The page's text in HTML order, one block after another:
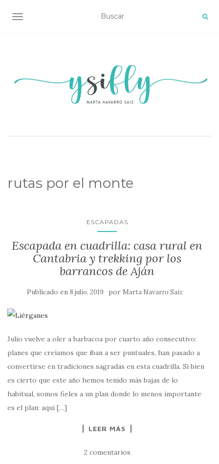
ALTERNAR NAVEGACIÓN
rutas por el monte
ESCAPADAS
Escapada en cuadrilla: casa rural en
Cantabria y trekking por los
barrancos de Aján
Publicado en 8 julio, 2019 por Marta Navarro Saiz
Julio vuelve a oler a barbacoa por cuarto año consecutivo:
planes que creíamos que iban a ser puntuales, han pasado a
convertirse en tradiciones sagradas en esta cuadrilla. Si bien
es cierto que este año hemos tenido más bajas de lo
habitual, somos fieles a un plan donde lo menos importante
es el plan: aquí […]
LEER MÁS
2 comentarios